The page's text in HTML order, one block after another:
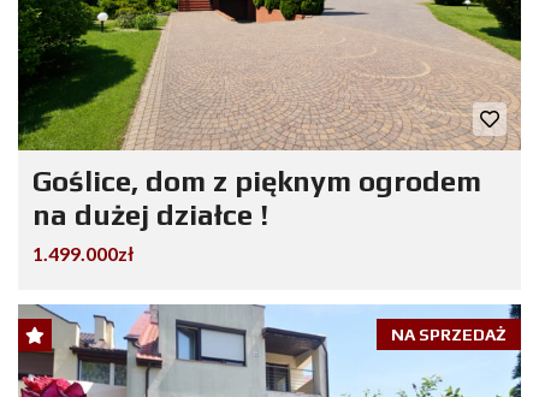
Goślice, dom z pięknym ogrodem
na dużej działce !
1.499.000zł
NA SPRZEDAŻ